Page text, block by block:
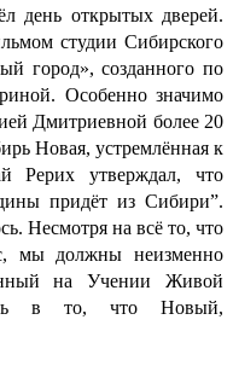
день открытых дверей.
студии Сибирского
город», созданного по
Особенно значимо
Дмитриевной более 20
Новая, устремлённая к
Рерих утверждал, что
придёт из Сибири”.
Несмотря на всё то, что
мы должны неизменно
на Учении Живой
в то, что Новый,